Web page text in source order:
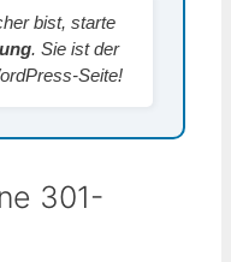
bist, starte
. Sie ist der
Seite!
301-